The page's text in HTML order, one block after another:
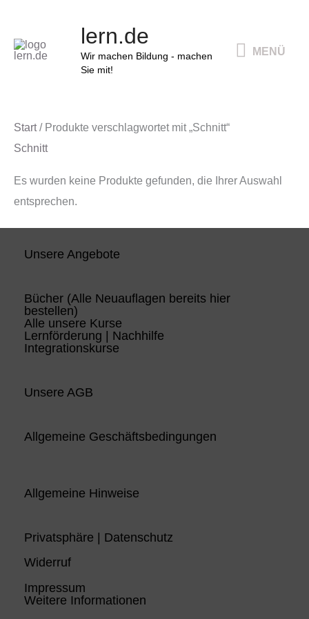
springen
lern.de
Wir machen Bildung - machen
Sie mit!
MENÜ
Start/ Produkte verschlagwortet mit „Schnitt“
Schnitt
Es wurden keine Produkte gefunden, die Ihrer Auswahl
entsprechen.
Unsere Angebote
Bücher (Alle Neuauflagen bereits hier
bestellen)
Alle unsere Kurse
Lernförderung | Nachhilfe
Integrationskurse
Unsere AGB
Allgemeine Geschäftsbedingungen
Allgemeine Hinweise
Privatsphäre | Datenschutz
Widerruf
Impressum
Weitere Informationen